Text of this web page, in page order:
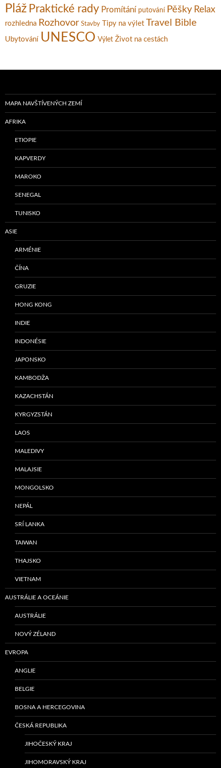
Pláž Praktické rady Promítání putování Pěšky Relax
rozhledna Rozhovor Stavby Tipy na výlet Travel Bible
Ubytování UNESCO Výlet Život na cestách
MAPA NAVŠTÍVENÝCH ZEMÍ
AFRIKA
ETIOPIE
KAPVERDY
MAROKO
SENEGAL
TUNISKO
ASIE
ARMÉNIE
ČÍNA
GRUZIE
HONG KONG
INDIE
INDONÉSIE
JAPONSKO
KAMBODŽA
KAZACHSTÁN
KYRGYZSTÁN
LAOS
MALEDIVY
MALAJSIE
MONGOLSKO
NEPÁL
SRÍ LANKA
TAIWAN
THAJSKO
VIETNAM
AUSTRÁLIE A OCEÁNIE
AUSTRÁLIE
NOVÝ ZÉLAND
EVROPA
ANGLIE
BELGIE
BOSNA A HERCEGOVINA
ČESKÁ REPUBLIKA
JIHOČESKÝ KRAJ
JIHOMORAVSKÝ KRAJ